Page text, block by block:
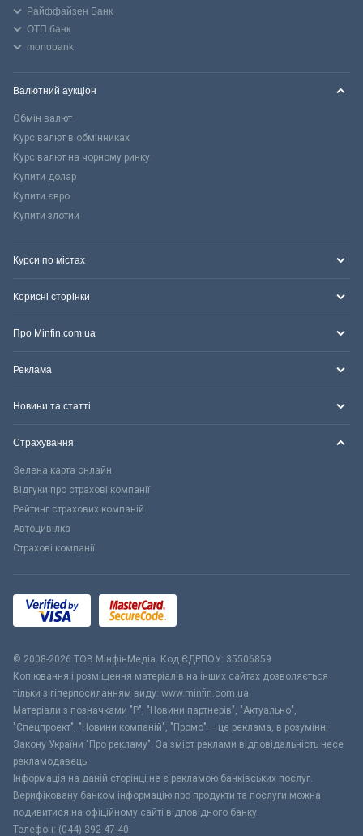
Райффайзен Банк
ОТП банк
monobank
Валютний аукціон
Обмін валют
Курс валют в обмінниках
Курс валют на чорному ринку
Купити долар
Купити євро
Купити злотий
Курси по містах
Корисні сторінки
Про Minfin.com.ua
Реклама
Новини та статті
Страхування
Зелена карта онлайн
Відгуки про страхові компанії
Рейтинг страхових компаній
Автоцивілка
Страхові компанії
© 2008-2026 ТОВ МiнфiнМедiа. Код ЄДРПОУ: 35506859
Копіювання і розміщення матеріалів на інших сайтах дозволяється
тільки з гіперпосиланням виду: www.minfin.com.ua
Матеріали з позначками "Р", "Новини партнерів", "Актуально",
"Спецпроект", "Новини компаній", "Промо" – це реклама, в розумінні
Закону України "Про рекламу". За зміст реклами відповідальність несе
рекламодавець.
Інформація на даній сторінці не є рекламою банківських послуг.
Верифіковану банком інформацію про продукти та послуги можна
подивитися на офіційному сайті відповідного банку.
Телефон: (044) 392-47-40